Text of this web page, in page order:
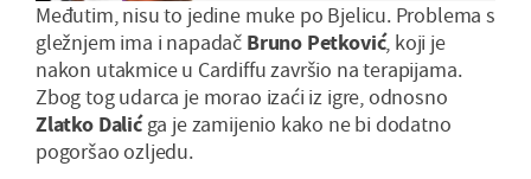
Međutim, nisu to jedine muke po Bjelicu. Problema s
gležnjem ima i napadač Bruno Petković, koji je
nakon utakmice u Cardiffu završio na terapijama.
Zbog tog udarca je morao izaći iz igre, odnosno
Zlatko Dalićga je zamijenio kako ne bi dodatno
pogoršao ozljedu.